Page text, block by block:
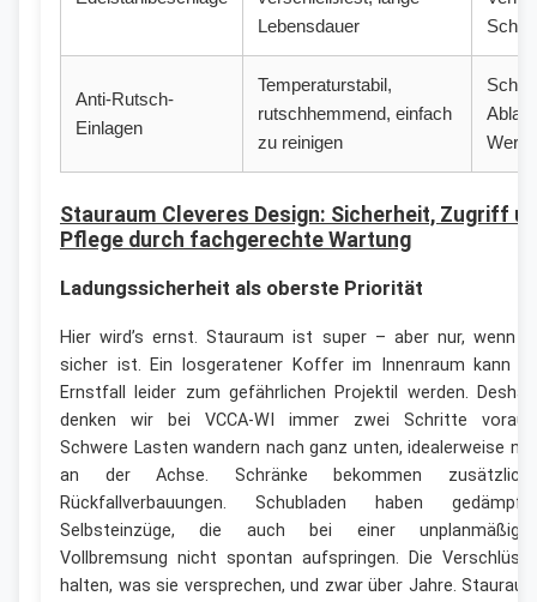
Lebensdauer
Anti-Rutsch-
Einlagen
Temperaturstabil,
rutschhemmend, einfach
zu reinigen
Stauraum Cleveres Design: Sicherheit, Zugriff
Pflege durch fachgerechte Wartung
Ladungssicherheit als oberste Priorität
Hier wird’s ernst. Stauraum ist super – aber nur, wenn
sicher ist. Ein losgeratener Koffer im Innenraum kann
Ernstfall leider zum gefährlichen Projektil werden.
denken wir bei VCCA-WI immer zwei Schritte
Schwere Lasten wandern nach ganz unten, idealerweise
an der Achse. Schränke bekommen
Rückfallverbauungen. Schubladen haben
Selbsteinzüge, die auch bei einer
Vollbremsung nicht spontan aufspringen. Die
halten, was sie versprechen, und zwar über Jahre.